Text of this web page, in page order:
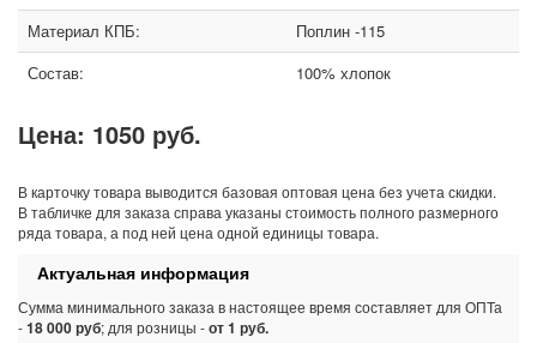
Материал КПБ:
Поплин -115
Состав:
100% хлопок
Цена: 1050 руб.
В карточку товара выводится базовая оптовая цена без учета скидки.
В табличке для заказа справа указаны стоимость полного размерного
ряда товара, а под ней цена одной единицы товара.
Актуальная информация
Сумма минимального заказа в настоящее время составляет для ОПТа
-18 000 руб; для розницы -от 1 руб.